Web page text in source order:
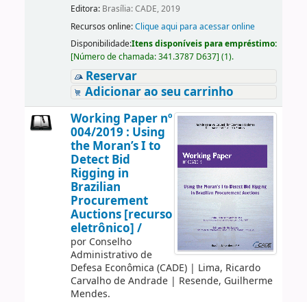
Editora: Brasília: CADE, 2019
Recursos online:Clique aqui para acessar online
Disponibilidade:Itens disponíveis para empréstimo:
[Número de chamada:341.3787 D637] (1).
Reservar
Adicionar ao seu carrinho
Working Paper nº
004/2019 : Using
the Moran’s I to
Detect Bid
Rigging in
Brazilian
Procurement
Auctions [recurso
eletrônico] /
por Conselho
Administrativo de
Defesa Econômica (CADE)| Lima, Ricardo
Carvalho de Andrade| Resende, Guilherme
Mendes.